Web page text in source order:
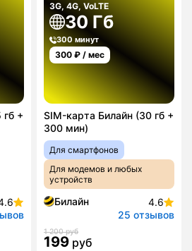
+
3G, 4G, VoLTE
30 Гб
300 минут
300 ₽ / мес
SIM-карта Билайн (30 гб +
300 мин)
Для смартфонов
Для модемов и любых
устройств
Билайн
4.6
25 отзывов
1 200 руб
199 руб